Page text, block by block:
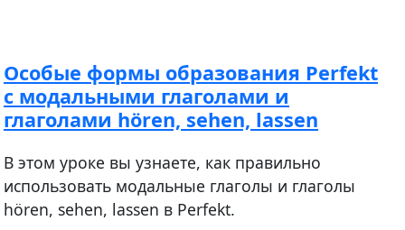
Особые формы образования Perfekt
с модальными глаголами и
глаголами hören, sehen, lassen
В этом уроке вы узнаете, как правильно
использовать модальные глаголы и глаголы
hören, sehen, lassen в Perfekt.